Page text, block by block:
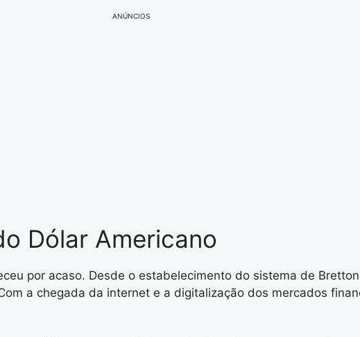
ANÚNCIOS
Dólar Americano
por acaso. Desde o estabelecimento do sistema de
a chegada da internet e a digitalização dos mercados